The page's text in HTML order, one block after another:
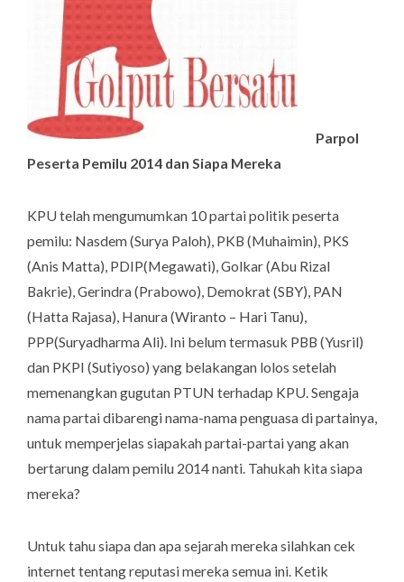
Parpol
Peserta Pemilu 2014 dan Siapa Mereka
KPU telah mengumumkan 10 partai politik peserta
pemilu: Nasdem (Surya Paloh), PKB (Muhaimin), PKS
(Anis Matta), PDIP(Megawati), Golkar (Abu Rizal
Bakrie), Gerindra (Prabowo), Demokrat (SBY), PAN
(Hatta Rajasa), Hanura (Wiranto – Hari Tanu),
PPP(Suryadharma Ali). Ini belum termasuk PBB (Yusril)
dan PKPI (Sutiyoso) yang belakangan lolos setelah
memenangkan gugutan PTUN terhadap KPU. Sengaja
nama partai dibarengi nama-nama penguasa di partainya,
untuk memperjelas siapakah partai-partai yang akan
bertarung dalam pemilu 2014 nanti. Tahukah kita siapa
mereka?
Untuk tahu siapa dan apa sejarah mereka silahkan cek
internet tentang reputasi mereka semua ini. Ketik